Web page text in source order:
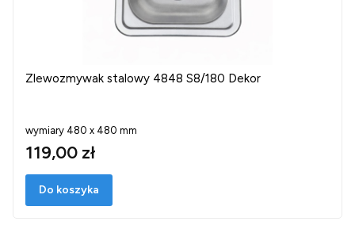
Zlewozmywak stalowy 4848 S8/180 Dekor
wymiary 480 x 480 mm
119,00 zł
Do koszyka